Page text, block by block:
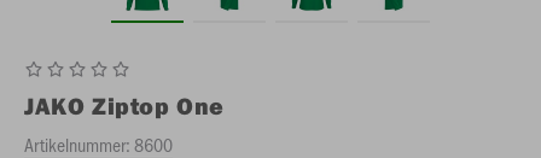
JAKO Ziptop One
Artikelnummer:8600